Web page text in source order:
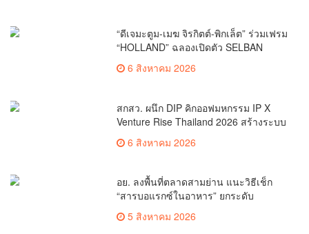
“ดีเจมะตูม-เมฆ จิรกิตต์-พิกเล็ต” ร่วมเฟรม
“HOLLAND” ฉลองเปิดตัว SELBAN
แบรนด์แฟชั่นครีเอทีฟ เชื่อมคัลเจอร์ไทย-
เกาหลี
6 สิงหาคม 2026
สกสว. ผนึก DIP คิกออฟมหกรรม IP X
Venture Rise Thailand 2026 สร้างระบบ
กองทุน ววน. เพิ่มคุณค่างานวิจัยไทย
6 สิงหาคม 2026
อย. ลงพื้นที่ตลาดสามย่าน แนะวิธีเช็ก
“สารบอแรกซ์ในอาหาร” ยกระดับ
5 สิงหาคม 2026